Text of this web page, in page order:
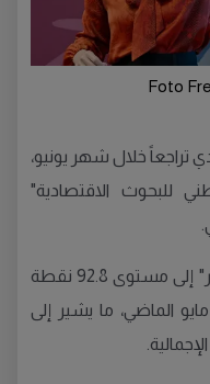
Foto
تراجعاً خلال شهر يونيو،
للبحوث الاقتصادية"
وانخفض ما يُعرف بـ"مؤشر الباروميتر" إلى مستوى 92.8 نقطة
نقطة في مايو الماضي، ما يشير إلى